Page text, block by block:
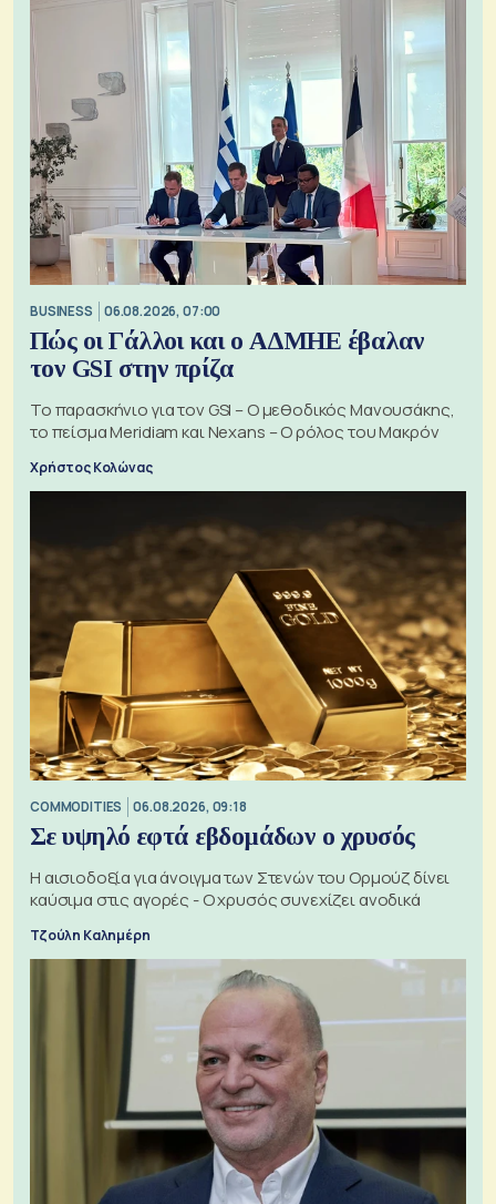
BUSINESS 06.08.2026, 07:00
Πώς οι Γάλλοι και ο ΑΔΜΗΕ έβαλαν
τον GSI στην πρίζα
Το παρασκήνιο για τον GSI – Ο μεθοδικός Μανουσάκης,
το πείσμα Meridiam και Nexans – Ο ρόλος του Μακρόν
Χρήστος Κολώνας
COMMODITIES 06.08.2026, 09:18
Σε υψηλό εφτά εβδομάδων ο χρυσός
Η αισιοδοξία για άνοιγμα των Στενών του Ορμούζ δίνει
καύσιμα στις αγορές - Ο χρυσός συνεχίζει ανοδικά
Τζούλη Καλημέρη